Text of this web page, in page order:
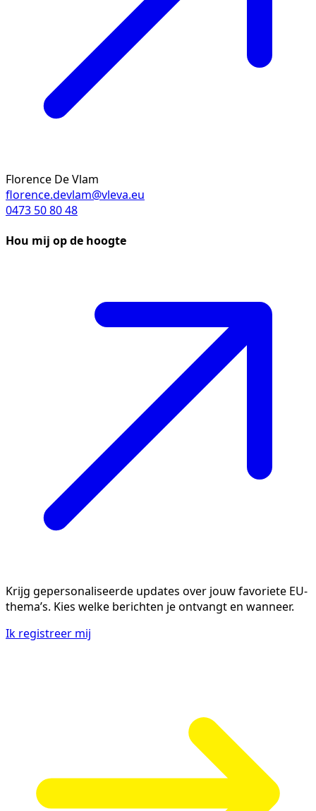
Florence De Vlam
florence.devlam@vleva.eu
0473 50 80 48
Hou mij op de hoogte
Krijg gepersonaliseerde updates over jouw favoriete EU-
thema’s. Kies welke berichten je ontvangt en wanneer.
Ik registreer mij